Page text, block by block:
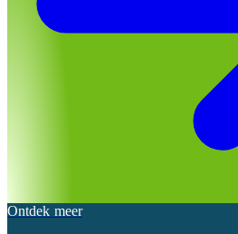
Ontdek meer